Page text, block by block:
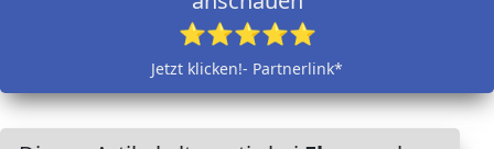
⭐⭐⭐⭐⭐
Jetzt klicken!- Partnerlink*